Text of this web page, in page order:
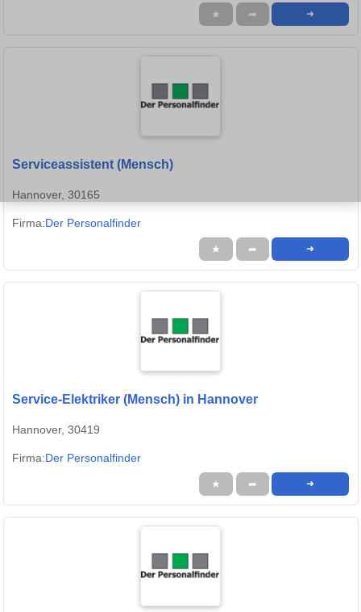
★ ➦ ➜
Serviceassistent (Mensch)
Hannover, 30165
Firma:Der Personalfinder
★ ➦ ➜
Service-Elektriker (Mensch) in Hannover
Hannover, 30419
Firma:Der Personalfinder
★ ➦ ➜